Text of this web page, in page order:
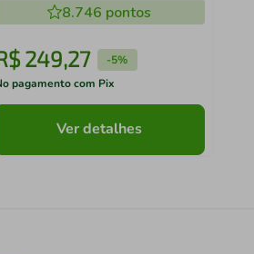
8.746 pontos
249,27 -5%
pagamento com Pix
Ver detalhes